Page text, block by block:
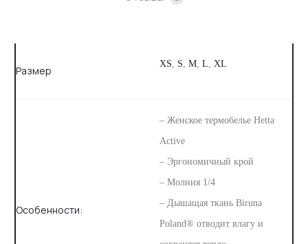
Размер
XS, S, M, L, XL
Особенности:
– Женское термобелье Hetta
Active⠀
– Эргономичный крой ⠀
– Молния 1/4 ⠀
– Дышащая ткань Biruna
Poland® отводит влагу и